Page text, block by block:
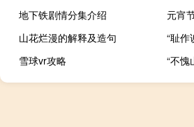
地下铁剧情分集介绍
元宵
山花烂漫的解释及造句
“耻作
雪球vr攻略
“不愧